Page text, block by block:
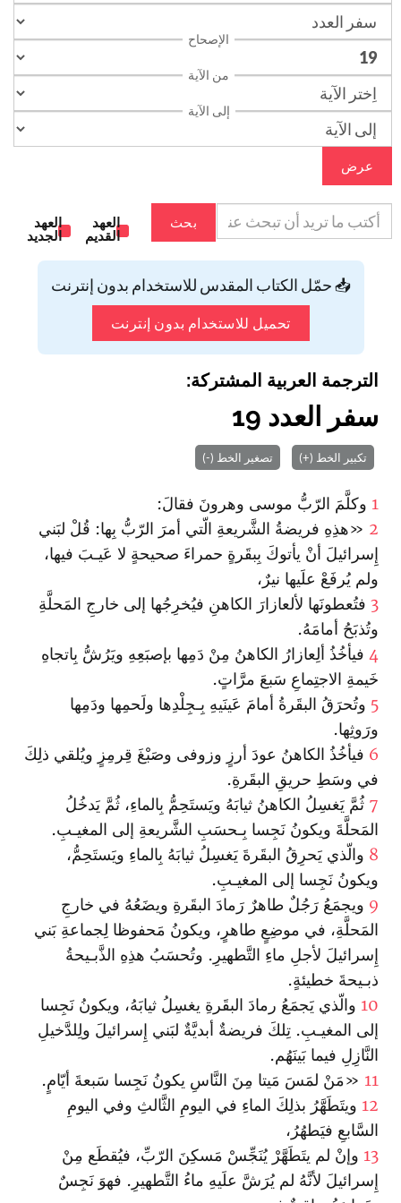
الإصحاح
من الآية
إلى الآية
عرض
بحث
العهد
القديم
العهد
الجديد
📥 حمّل الكتاب المقدس للاستخدام بدون إنترنت
تحميل للاستخدام بدون إنترنت
الترجمة العربية المشتركة:
سفر العدد 19
تكبير الخط (+) تصغير الخط (-)
1 وكلَّمَ الرّبُّ موسى وهرونَ فقالَ:
2 «هذِهِ فريضةُ الشَّريعةِ الّتي أمرَ الرّبُّ بِها: قُلْ لبَني
إِسرائيلَ أنْ يأتوكَ بِبقَرةٍ حمراءَ صحيحةٍ لا عَيـبَ فيها،
ولم يُرفَعْ علَيها نيرٌ،
3 فتُعطونَها لألعازارَ الكاهنِ فيُخرِجُها إلى خارجِ المَحلَّةِ
وتُذبَحُ أمامَهُ.
4 فيأخُذُ ألِعازارُ الكاهنُ مِنْ دَمِها بإصبَعِهِ ويَرُشُّ بِا‏تجاهِ
خَيمةِ الاجتِماعِ سَبعَ مرَّاتٍ.
5 وتُحرَقُ البقَرةُ أمامَ عَينَيهِ بِـجِلْدِها ولَحمِها ودَمِها
ورَوثِها.
6 فيأخُذُ الكاهنُ عودَ أرزٍ وزوفى وصَبْغَ قِرمِزٍ ويُلقي ذلِكَ
في وسَطِ حريقِ البقَرةِ.
7 ثُمَّ يَغسِلُ الكاهنُ ثيابَهُ ويَستَحِمُّ بِالماءِ، ثُمَّ يَدخُلُ
المَحلَّةَ ويكونُ نَجِسا بِـحسَبِ الشَّريعةِ إلى المغيـبِ.
8 والّذي يَحرِقُ البقَرةَ يَغسِلُ ثيابَهُ بِالماءِ ويَستَحِمُّ،
ويكونُ نَجِسا إلى المغيـبِ.
9 ويجمَعُ رَجُلٌ طاهرٌ رَمادَ البقَرةِ ويضَعُهُ في خارجِ
المَحلَّةِ، في موضِعٍ طاهرٍ، ويكونُ مَحفوظا لِجماعةِ بَني
إِسرائيلَ لأجلِ ماءِ التَّطهيرِ‌. وتُحسَبُ هذِهِ الذَّبـيحةُ
ذبـيحةَ خطيئةٍ.
10 والّذي يَجمَعُ رمادَ البقَرةِ يغسِلُ ثيابَهُ، ويكونُ نَجِسا
إلى المغيـبِ. تِلكَ فريضةٌ أبديَّةٌ لبَني إِسرائيلَ ولِلدَّخيلِ
النَّازِلِ فيما بَينَهُم.
11 «مَنْ لمَسَ مَيتا مِنَ النَّاسِ يكونُ نَجِسا سَبعةَ أيّامٍ.
12 ويتَطَهَّرُ بذلِكَ الماءِ في اليومِ الثَّالثِ وفي اليومِ
السَّابعِ فيَطهُرُ‌،
13 وإنْ لم يتَطَهَّرْ يُنَجِّسْ مَسكِنَ الرّبِّ، فيُقطَع مِنْ
إِسرائيلَ لأنَّهُ لم يُرَشَّ علَيهِ ماءُ التَّطهيرِ. فهوَ نَجِسٌ